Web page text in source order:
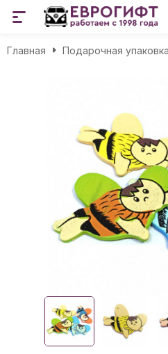
Главная Подарочная упаковка